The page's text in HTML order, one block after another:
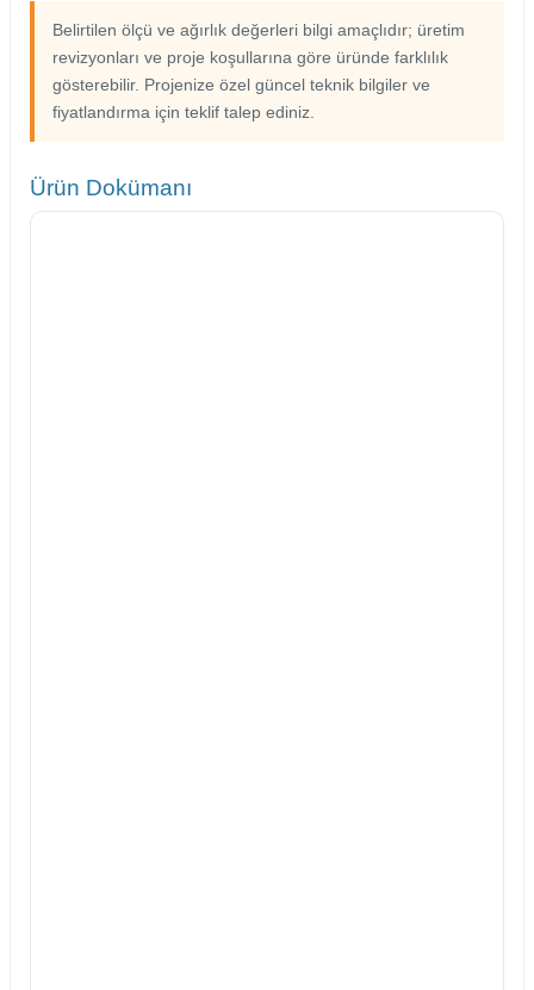
Belirtilen ölçü ve ağırlık değerleri bilgi amaçlıdır; üretim
revizyonları ve proje koşullarına göre üründe farklılık
gösterebilir. Projenize özel güncel teknik bilgiler ve
fiyatlandırma için teklif talep ediniz.
Ürün Dokümanı